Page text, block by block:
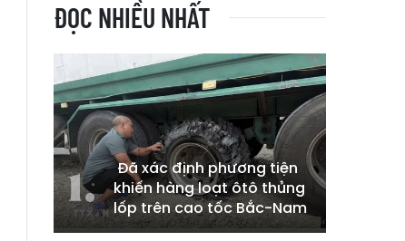
ĐỌC NHIỀU NHẤT
Đã xác định phương tiện
khiến hàng loạt ôtô thủng
lốp trên cao tốc Bắc-Nam